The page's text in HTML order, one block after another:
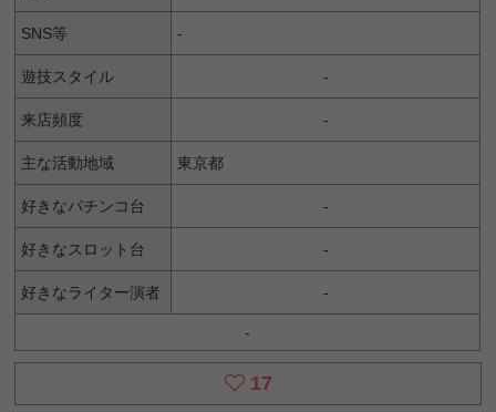
SNS等 -
遊技スタイル -
来店頻度 -
主な活動地域 東京都
好きなパチンコ台 -
好きなスロット台 -
好きなライター演者 -
-
17